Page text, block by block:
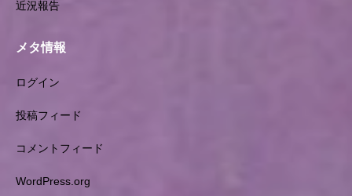
近況報告
メタ情報
ログイン
投稿フィード
コメントフィード
WordPress.org